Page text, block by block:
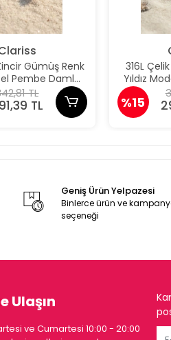
Gümüş Renk
Pembe Damla
Kolye
TL
TL
316L
Yıldız
%15
Geniş Ürün Yelpazesi
Binlerce ürün ve
seçeneği
Ulaşın
ve Cumartesi 10:00 - 20:00